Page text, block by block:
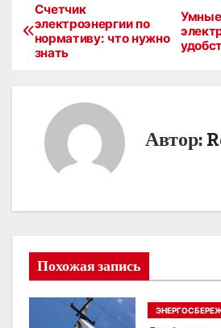
Н
ц
я
п
Умные
Счетчик
электроэнергии по
нормативу: что нужно
знать
Автор:
Похожая запись